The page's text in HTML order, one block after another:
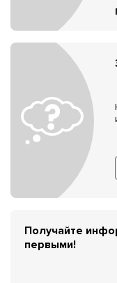
Получайте
первыми!